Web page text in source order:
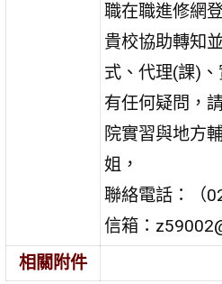
職在職進修網
貴校協助轉知
式、代理(課)
有任何疑問，
院實習與地方
姐，
聯絡電話：（
信箱：
相關附件